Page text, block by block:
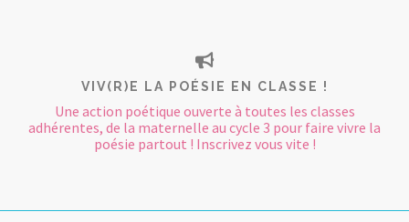
VIV(R)E LA POÉSIE EN CLASSE !
Une action poétique ouverte à toutes les classes
adhérentes, de la maternelle au cycle 3 pour faire vivre la
poésie partout ! Inscrivez vous vite !